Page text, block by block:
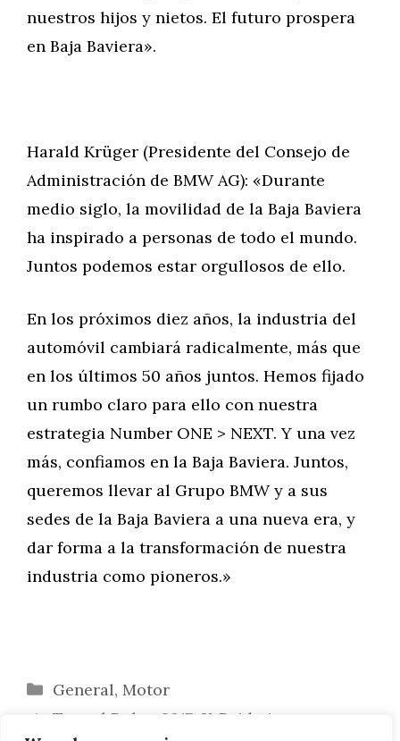
nuestros hijos y nietos. El futuro prospera
en Baja Baviera».
Harald Krüger (Presidente del Consejo de
Administración de BMW AG): «Durante
medio siglo, la movilidad de la Baja Baviera
ha inspirado a personas de todo el mundo.
Juntos podemos estar orgullosos de ello.
En los próximos diez años, la industria del
automóvil cambiará radicalmente, más que
en los últimos 50 años juntos. Hemos fijado
un rumbo claro para ello con nuestra
estrategia Number ONE > NEXT. Y una vez
más, confiamos en la Baja Baviera. Juntos,
queremos llevar al Grupo BMW y a sus
sedes de la Baja Baviera a una nueva era, y
dar forma a la transformación de nuestra
industria como pioneros.»
Categorías
General, Motor
Tras el Dakar 2017: X-Raid piensa en